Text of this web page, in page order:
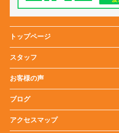
トップページ
スタッフ
お客様の声
ブログ
アクセスマップ